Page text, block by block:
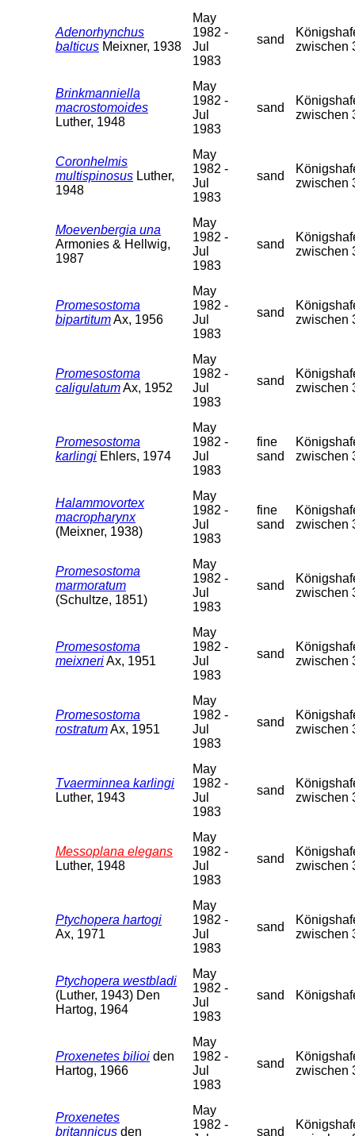
Adenorhynchus
balticus Meixner, 1938
May
1982 -
Jul
1983
sand
zwischen
Brinkmanniella
macrostomoides
Luther, 1948
May
1982 -
Jul
1983
sand
zwischen
Coronhelmis
multispinosus Luther,
1948
May
1982 -
Jul
1983
sand
zwischen
Moevenbergia una
Armonies & Hellwig,
1987
May
1982 -
Jul
1983
sand
zwischen
Promesostoma
bipartitumAx, 1956
May
1982 -
Jul
1983
sand
zwischen
Promesostoma
caligulatumAx, 1952
May
1982 -
Jul
1983
sand
zwischen
Promesostoma
karlingi Ehlers, 1974
May
1982 -
Jul
1983
fine
sand
zwischen
Halammovortex
macropharynx
(Meixner, 1938)
May
1982 -
Jul
1983
fine
sand
zwischen
Promesostoma
marmoratum
(Schultze, 1851)
May
1982 -
Jul
1983
sand
zwischen
Promesostoma
meixneriAx, 1951
May
1982 -
Jul
1983
sand
zwischen
Promesostoma
rostratumAx, 1951
May
1982 -
Jul
1983
sand
zwischen
Tvaerminnea karlingi
Luther, 1943
May
1982 -
Jul
1983
sand
zwischen
Messoplana elegans
Luther, 1948
May
1982 -
Jul
1983
sand
zwischen
Ptychopera hartogi
Ax, 1971
May
1982 -
Jul
1983
sand
zwischen
Ptychopera westbladi
(Luther, 1943) Den
Hartog, 1964
May
1982 -
Jul
1983
sand
Proxenetes bilioi den
Hartog, 1966
May
1982 -
Jul
1983
sand
zwischen
Proxenetes
britannicus den
May
1982 -
sand